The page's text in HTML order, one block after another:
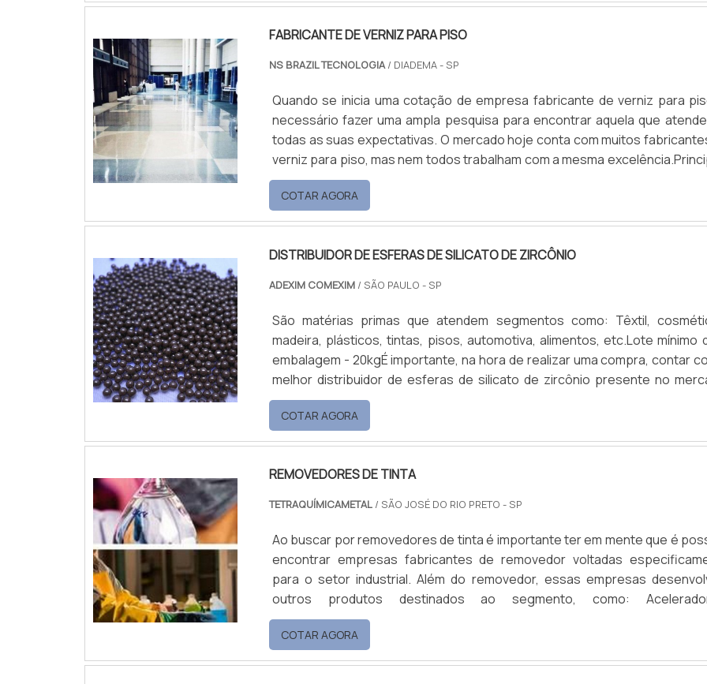
FABRICANTE DE VERNIZ PARA PISO
NS BRAZIL TECNOLOGIA/ DIADEMA - SP
Quando se inicia uma cotação de empresa fabricante de verniz para
necessário fazer uma ampla pesquisa para encontrar aquela que
todas as suas expectativas. O mercado hoje conta com muitos
verniz para piso, mas nem todos trabalham com a mesma
materiais do fabricante Pisos industriais epóxi; Selantes antipichação;
térmica; Endurecedor de superfície; Impermeabilizantes;
Ceras; Entre uma série de outros.A fabricante deve sem.
COTAR AGORA
DISTRIBUIDOR DE ESFERAS DE SILICATO DE ZIRCÔNIO
ADEXIM COMEXIM/ SÃO PAULO - SP
São matérias primas que atendem segmentos como: Têxtil,
madeira, plásticos, tintas, pisos, automotiva, alimentos, etc.Lote mínimo
embalagem - 20kgÉ importante, na hora de realizar uma compra, contar
melhor distribuidor de esferas de silicato de zircônio presente no
Este tipo de produto possui alta esfericidade o que melhora a
reduzindo o atrito e consumo de energia.As esferas de silicato de zircônio
muitas vezes preferidas em vez de esferas de vidro de.
COTAR AGORA
REMOVEDORES DE TINTA
TETRAQUÍMICAMETAL/ SÃO JOSÉ DO RIO PRETO - SP
Ao buscar por removedores de tinta é importante ter em mente que é
encontrar empresas fabricantes de removedor voltadas
para o setor industrial. Além do removedor, essas empresas
outros produtos destinados ao segmento, como:
Desincrustantes; Desengraxantes; Decapante,
fosfatizante; Fosfatos; Higiene; Processo nanocerâmico;
Neutralizadores; Refinadores; Removedores.Informações sobre as
COTAR AGORA